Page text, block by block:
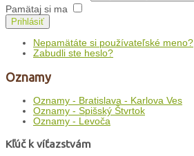
Pamätaj si ma
Prihlásiť
Nepamätáte si používateľské meno?
Zabudli ste heslo?
Oznamy
Oznamy - Bratislava - Karlova Ves
Oznamy - Spišský Štvrtok
Oznamy - Levoča
Kľúč k víťazstvám